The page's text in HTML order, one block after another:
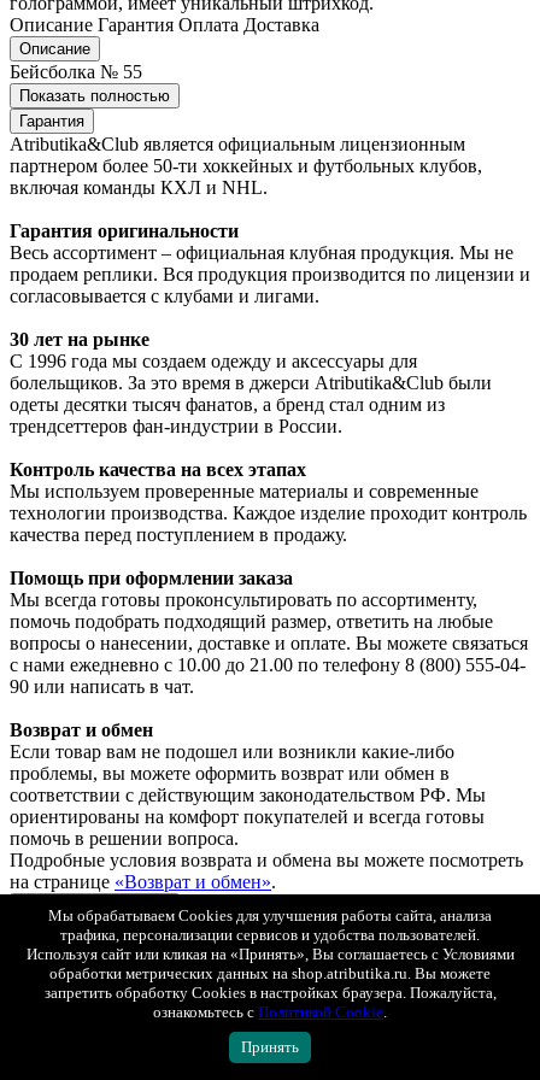
Описание Гарантия Оплата Доставка
Описание
Бейсболка № 55
Показать полностью
Гарантия
Atributika&Club является официальным лицензионным
партнером более 50-ти хоккейных и футбольных клубов,
включая команды КХЛ и NHL.
Гарантия оригинальности
Весь ассортимент – официальная клубная продукция. Мы не
продаем реплики. Вся продукция производится по лицензии и
согласовывается с клубами и лигами.
30 лет на рынке
С 1996 года мы создаем одежду и аксессуары для
болельщиков. За это время в джерси Atributika&Club были
одеты десятки тысяч фанатов, а бренд стал одним из
трендсеттеров фан-индустрии в России.
Контроль качества на всех этапах
Мы используем проверенные материалы и современные
технологии производства. Каждое изделие проходит контроль
качества перед поступлением в продажу.
Помощь при оформлении заказа
Мы всегда готовы проконсультировать по ассортименту,
помочь подобрать подходящий размер, ответить на любые
вопросы о нанесении, доставке и оплате. Вы можете связаться
с нами ежедневно с 10.00 до 21.00 по телефону 8 (800) 555-04-
90 или написать в чат.
Возврат и обмен
Если товар вам не подошел или возникли какие-либо
проблемы, вы можете оформить возврат или обмен в
соответствии с действующим законодательством РФ. Мы
ориентированы на комфорт покупателей и всегда готовы
помочь в решении вопроса.
Подробные условия возврата и обмена вы можете посмотреть
на странице «Возврат и обмен».
Оплата
Яндекс Сплит
При любом способе доставке вы можете выбрать оплату
Яндекс Сплит.
Так же просто, как платить обычной картой. Только сумма
списывается не сразу, а постепенно, равными частями.
Сплит — сервис рассрочки, который делит оплату покупки на
Мы обрабатываем Cookies для улучшения работы сайта, анализа
трафика, персонализации сервисов и удобства пользователей.
Используя сайт или кликая на «Принять», Вы соглашаетесь с Условиями
обработки метрических данных на shop.atributika.ru. Вы можете
запретить обработку Cookies в настройках браузера. Пожалуйста,
ознакомьтесь с Политикой Cookie.
Принять